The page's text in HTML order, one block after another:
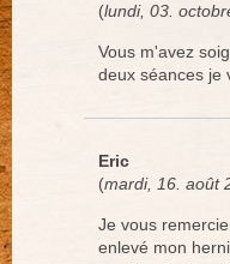
(lundi, 03.
Vous m'avez
deux séances je
Eric
(mardi, 16. août
Je vous
enlevé mon